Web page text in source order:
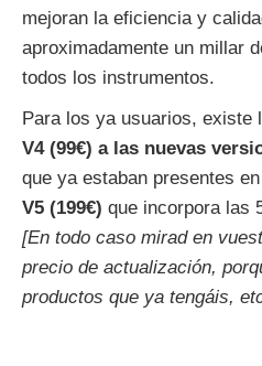
mejoran la eficiencia y
aproximadamente un millar
todos los instrumentos.
Para los ya usuarios, existe
V4 (99€) a las nuevas
que ya estaban presentes
V5 (199€) que incorpora las
[En todo caso mirad en
precio de actualización,
productos que ya tengáis,